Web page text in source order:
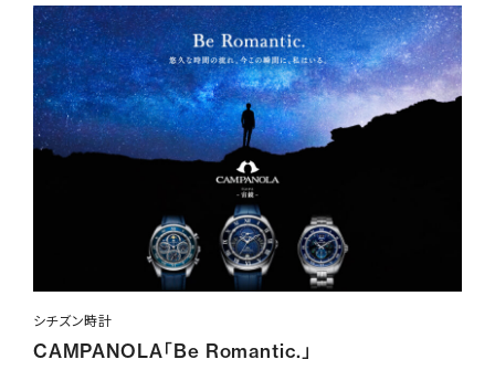
シチズン時計
CAMPANOLA「Be Romantic.」